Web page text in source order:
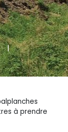
à prendre